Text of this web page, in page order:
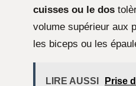
cuisses ou le dos
volume supérieur aux
les biceps ou les
LIRE AUSSI
Prise